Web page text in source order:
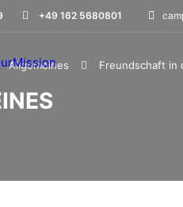
+49 162 5680801
Allgemeines Freundschaft in